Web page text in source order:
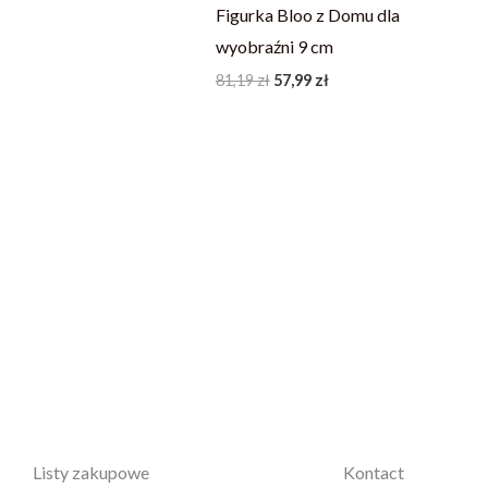
Figurka Bloo z Domu dla
wyobraźni 9 cm
81,19zł 57,99 zł
Listy zakupowe Kontact